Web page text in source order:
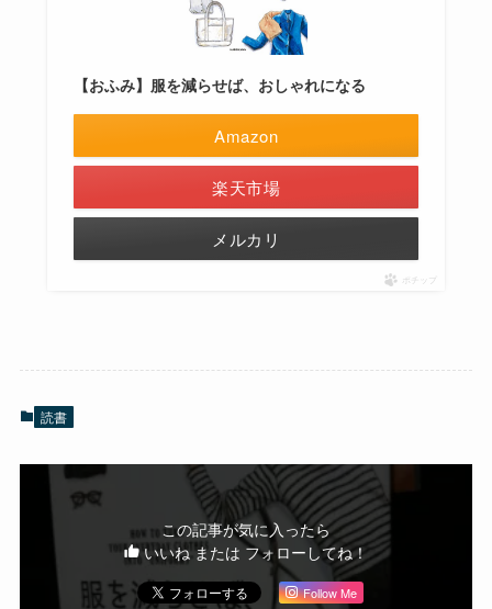
【おふみ】服を減らせば、おしゃれになる
Amazon
楽天市場
メルカリ
ポチップ
読書
この記事が気に入ったら
いいね または フォローしてね！
Follow Me